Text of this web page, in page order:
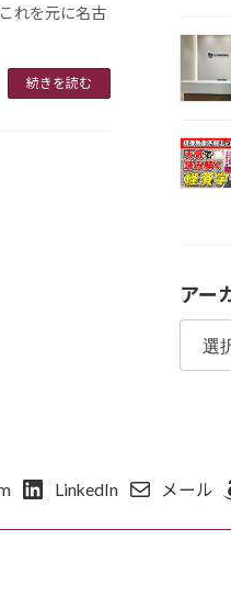
れを元に名古
続きを読む
アー
LinkedIn メール